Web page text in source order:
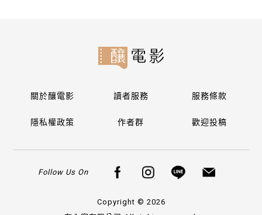
關於釀電影 讀者服務 服務條款
隱私權政策 作者群 歡迎投稿
Follow Us On
Copyright © 2026